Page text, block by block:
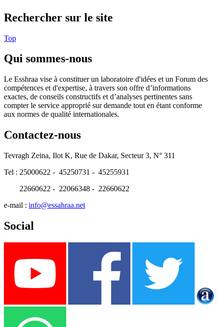
Rechercher sur le site
Top
Qui sommes-nous
Le Esshraa vise à constituer un laboratoire d'idées et un Forum des
compétences et d'expertise, à travers son offre d’informations
exactes, de conseils constructifs et d’analyses pertinentes sans
compter le service approprié sur demande tout en étant conforme
aux normes de qualité internationales.
Contactez-nous
Tevragh Zeina, Ilot K, Rue de Dakar, Secteur 3, N° 311
Tel : 25000622 - 45250731 - 45255931
22660622 - 22066348 - 22660622
e-mail : info@essahraa.net
Social